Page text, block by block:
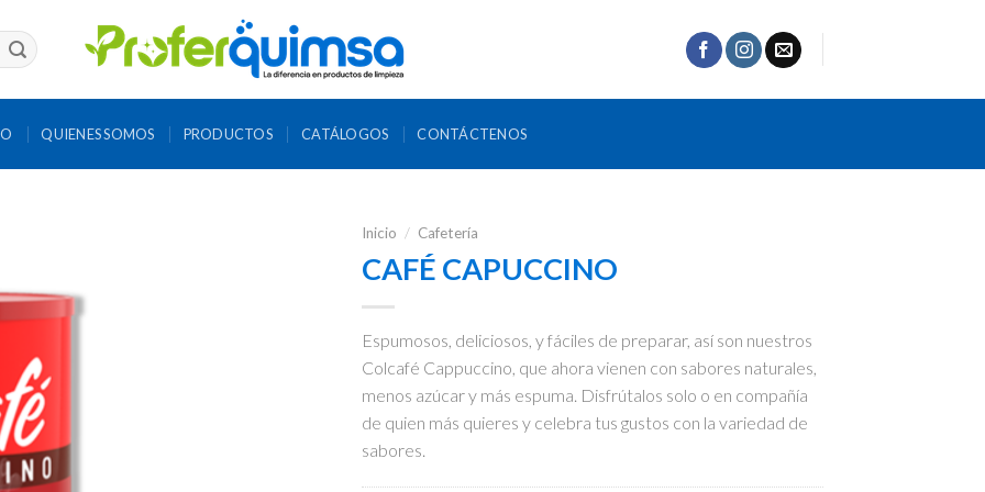
QUIENES SOMOS PRODUCTOS CATÁLOGOS CONTÁCTENOS
Inicio / Cafetería
CAFÉ CAPUCCINO
Espumosos, deliciosos, y fáciles de preparar, así son nuestros
Colcafé Cappuccino, que ahora vienen con sabores naturales,
menos azúcar y más espuma. Disfrútalos solo o en compañía
de quien más quieres y celebra tus gustos con la variedad de
sabores.